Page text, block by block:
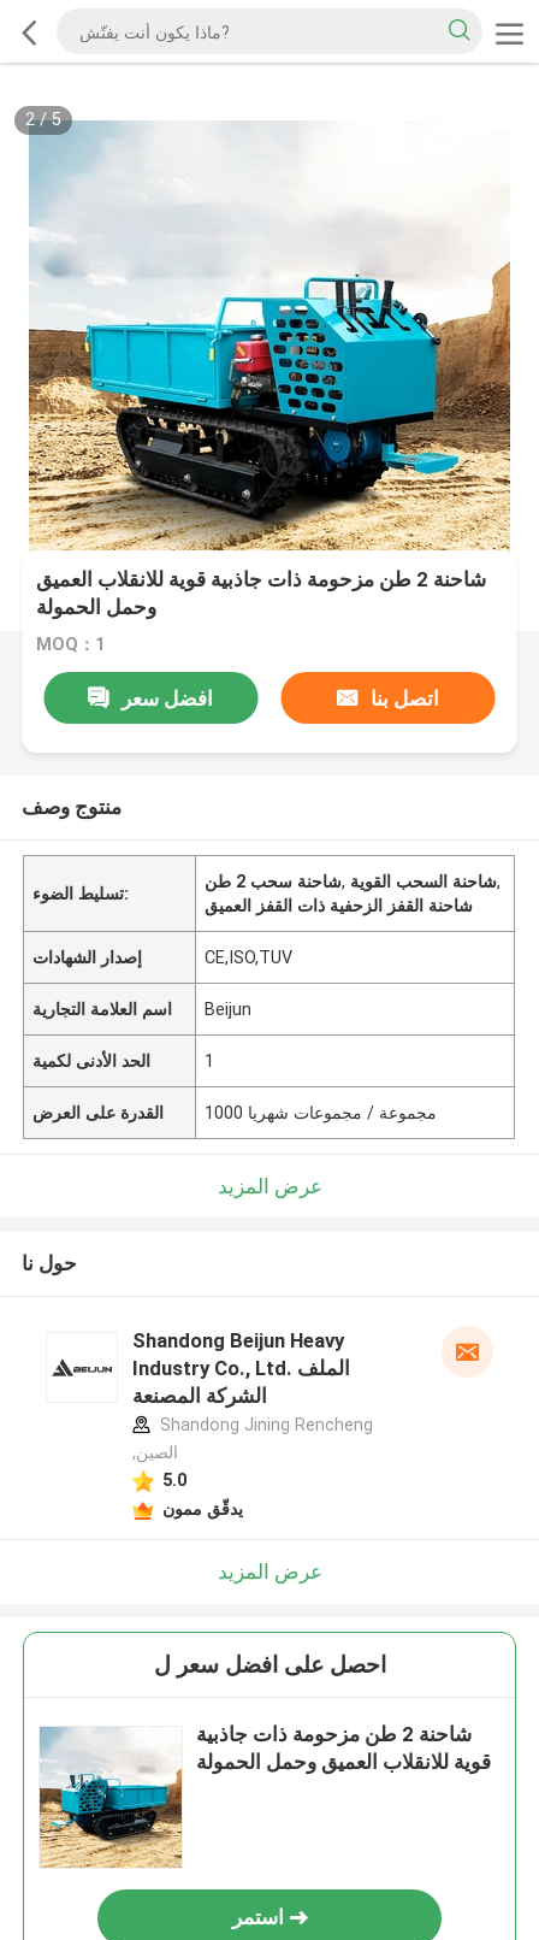
2/5
شاحنة 2 طن مزحومة ذات جاذبية قوية للانقلاب العميق
وحمل الحمولة
MOQ：1
افضل سعر اتصل بنا
منتوج وصف
تسليط الضوء:
شاحنة سحب 2 طن, شاحنة السحب القوية,
شاحنة القفز الزحفية ذات القفز العميق
إصدار الشهادات CE,ISO,TUV
اسم العلامة التجارية Beijun
الحد الأدنى لكمية 1
القدرة على العرض 1000 مجموعة / مجموعات شهريا
عرض المزيد
حول نا
Shandong Beijun Heavy
Industry Co., Ltd. الملف
الشركة المصنعة
Shandong Jining Rencheng
,الصين
5.0
يدقّق ممون
عرض المزيد
احصل على افضل سعر ل
شاحنة 2 طن مزحومة ذات جاذبية
قوية للانقلاب العميق وحمل الحمولة
استمر